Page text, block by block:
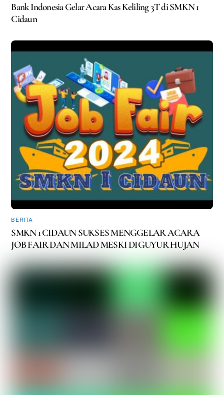
Bank Indonesia Gelar Acara Kas Keliling 3T di SMKN 1
Cidaun
BERITA
SMKN 1 CIDAUN SUKSES MENGGELAR ACARA
JOB FAIR DAN MILAD MESKI DIGUYUR HUJAN